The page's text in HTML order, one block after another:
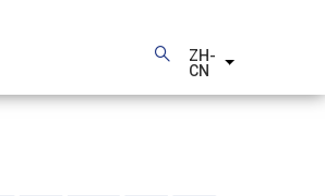
ZH-
CN
列出额外的动